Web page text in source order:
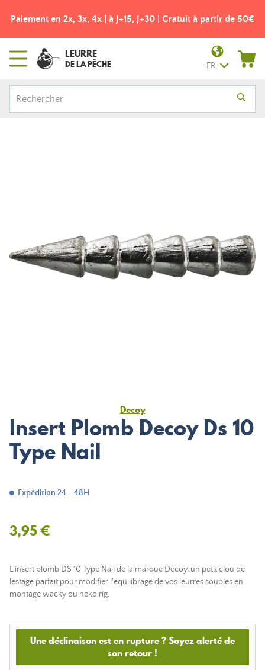
Paiement en 2x, 3x, 4x | à J+15, J+30 | Gratuit à partir de 50€
LEURRE
DE LA PÊCHE FR
Decoy
Insert Plomb Decoy Ds 10
Type Nail
Expédition 24 - 48H
3,95 €
L'insert plomb DS 10 Type Nail de la marque Decoy, un petit clou de
lestage parfait pour modifier l'équilibrage de vos leurres souples en
montage wacky ou neko rig.
Une déclinaison est en rupture ? Soyez alerté de
son retour !